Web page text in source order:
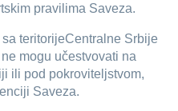
pravilima Saveza.
teritorijeCentralne Srbije
mogu učestvovati na
ili pod pokroviteljstvom,
Saveza.